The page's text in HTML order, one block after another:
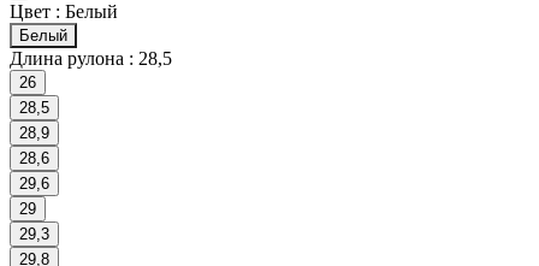
Цвет : Белый
Белый
Длина рулона : 28,5
26
28,5
28,9
28,6
29,6
29
29,3
29,8